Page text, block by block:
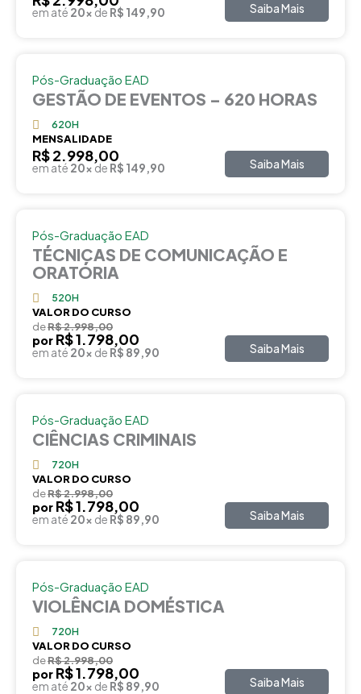
em até 20xde R$ 149,90 Saiba Mais
Pós-Graduação EAD
GESTÃO DE EVENTOS – 620 HORAS
620H
MENSALIDADE
R$ 2.998,00
em até 20xde R$ 149,90 Saiba Mais
Pós-Graduação EAD
TÉCNICAS DE COMUNICAÇÃO E
ORATÓRIA
520H
VALOR DO CURSO
deR$ 2.998,00
por R$ 1.798,00
em até 20x de R$ 89,90 Saiba Mais
Pós-Graduação EAD
CIÊNCIAS CRIMINAIS
720H
VALOR DO CURSO
deR$ 2.998,00
por R$ 1.798,00
em até 20x de R$ 89,90 Saiba Mais
Pós-Graduação EAD
VIOLÊNCIA DOMÉSTICA
720H
VALOR DO CURSO
deR$ 2.998,00
por R$ 1.798,00
em até 20x de R$ 89,90 Saiba Mais